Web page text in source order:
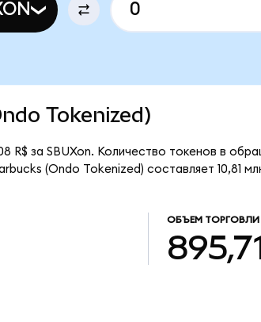
Tokenized)
за SBUXon. Количество токенов в
(Ondo Tokenized) составляет 10,81
ОБЪЕМ ТОРГОВЛИ